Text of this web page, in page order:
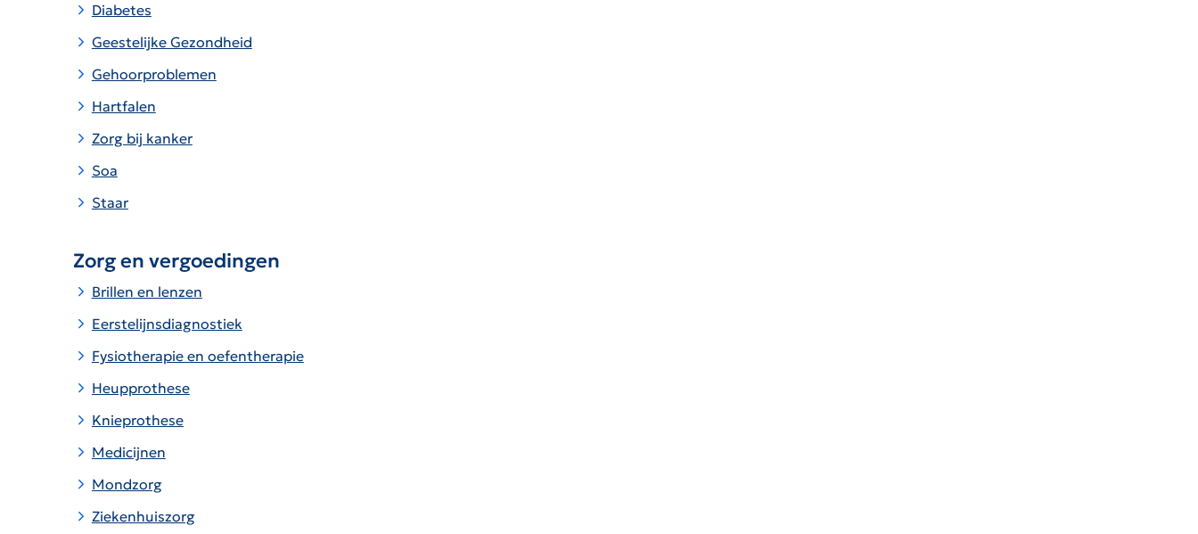
Diabetes
Geestelijke Gezondheid
Gehoorproblemen
Hartfalen
Zorg bij kanker
Soa
Staar
Zorg en vergoedingen
Brillen en lenzen
Eerstelijnsdiagnostiek
Fysiotherapie en oefentherapie
Heupprothese
Knieprothese
Medicijnen
Mondzorg
Ziekenhuiszorg